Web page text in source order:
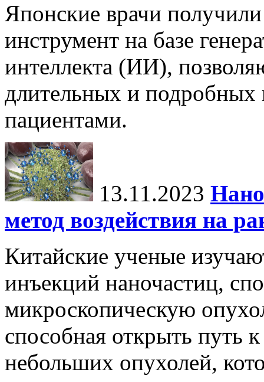
Японские врачи
инструмент на базе
интеллекта (ИИ),
длительных и подробных
пациентами.
13.11.2023
метод воздействия на
Китайские ученые
инъекций наночастиц,
микроскопическую
способная открыть путь
небольших опухолей,